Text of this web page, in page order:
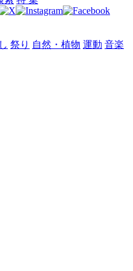
祭り 自然・植物 運動 音楽